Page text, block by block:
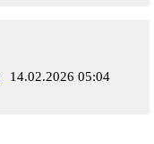
14.02.2026 05:04